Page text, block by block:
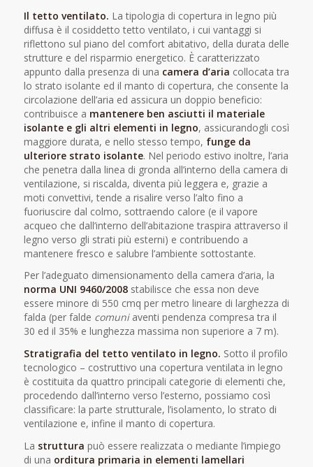
Il tetto ventilato. La tipologia di copertura in legno più
diffusa è il cosiddetto tetto ventilato, i cui vantaggi si
riflettono sul piano del comfort abitativo, della durata delle
strutture e del risparmio energetico. È caratterizzato
appunto dalla presenza di una camera d’aria collocata tra
lo strato isolante ed il manto di copertura, che consente la
circolazione dell’aria ed assicura un doppio beneficio:
contribuisce a mantenere ben asciutti il materiale
isolante e gli altri elementi in legno, assicurandogli così
maggiore durata, e nello stesso tempo, funge da
ulteriore strato isolante. Nel periodo estivo inoltre, l’aria
che penetra dalla linea di gronda all’interno della camera di
ventilazione, si riscalda, diventa più leggera e, grazie a
moti convettivi, tende a risalire verso l’alto fino a
fuoriuscire dal colmo, sottraendo calore (e il vapore
acqueo che dall’interno dell’abitazione traspira attraverso il
legno verso gli strati più esterni) e contribuendo a
mantenere fresco e salubre l’ambiente sottostante.
Per l’adeguato dimensionamento della camera d’aria, la
norma UNI 9460/2008stabilisce che essa non deve
essere minore di 550 cmq per metro lineare di larghezza di
falda (per falde comuniaventi pendenza compresa tra il
30 ed il 35% e lunghezza massima non superiore a 7 m).
Stratigrafia del tetto ventilato in legno. Sotto il profilo
tecnologico – costruttivo una copertura ventilata in legno
è costituita da quattro principali categorie di elementi che,
procedendo dall’interno verso l’esterno, possiamo così
classificare: la parte strutturale, l’isolamento, lo strato di
ventilazione e, infine il manto di copertura.
La struttura può essere realizzata o mediante l’impiego
di una orditura primaria in elementi lamellari